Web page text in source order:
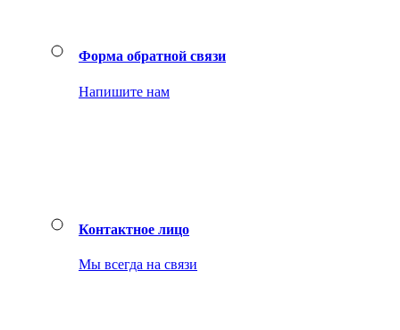
Форма обратной связи
Напишите нам
Контактное лицо
Мы всегда на связи